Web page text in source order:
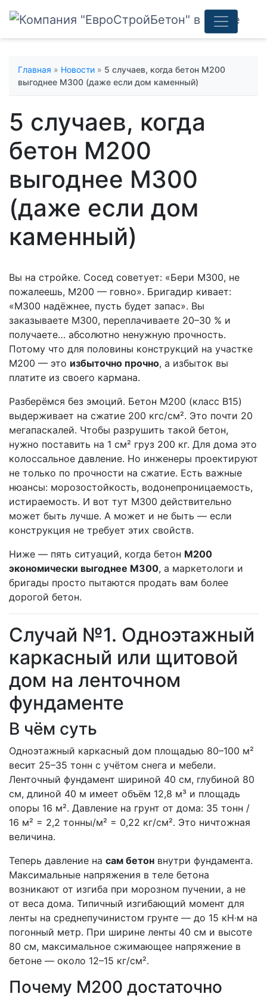
Главная » Новости » 5 случаев, когда бетон М200
выгоднее М300 (даже если дом каменный)
5 случаев, когда
бетон М200
выгоднее М300
(даже если дом
каменный)
Вы на стройке. Сосед советует: «Бери М300, не
пожалеешь, М200 — говно». Бригадир кивает:
«М300 надёжнее, пусть будет запас». Вы
заказываете М300, переплачиваете 20–30 % и
получаете… абсолютно ненужную прочность.
Потому что для половины конструкций на участке
М200 — это избыточно прочно, а избыток вы
платите из своего кармана.
Разберёмся без эмоций. Бетон М200 (класс B15)
выдерживает на сжатие 200 кгс/см². Это почти 20
мегапаскалей. Чтобы разрушить такой бетон,
нужно поставить на 1 см² груз 200 кг. Для дома это
колоссальное давление. Но инженеры проектируют
не только по прочности на сжатие. Есть важные
нюансы: морозостойкость, водонепроницаемость,
истираемость. И вот тут М300 действительно
может быть лучше. А может и не быть — если
конструкция не требует этих свойств.
Ниже — пять ситуаций, когда бетон М200
экономически выгоднее М300, а маркетологи и
бригады просто пытаются продать вам более
дорогой бетон.
Случай №1. Одноэтажный
каркасный или щитовой
дом на ленточном
фундаменте
В чём суть
Одноэтажный каркасный дом площадью 80–100 м²
весит 25–35 тонн с учётом снега и мебели.
Ленточный фундамент шириной 40 см, глубиной 80
см, длиной 40 м имеет объём 12,8 м³ и площадь
опоры 16 м². Давление на грунт от дома: 35 тонн /
16 м² = 2,2 тонны/м² = 0,22 кг/см². Это ничтожная
величина.
Теперь давление на сам бетон внутри фундамента.
Максимальные напряжения в теле бетона
возникают от изгиба при морозном пучении, а не
от веса дома. Типичный изгибающий момент для
ленты на среднепучинистом грунте — до 15 кН·м на
погонный метр. При ширине ленты 40 см и высоте
80 см, максимальное сжимающее напряжение в
бетоне — около 12–15 кг/см².
Почему М200 достаточно